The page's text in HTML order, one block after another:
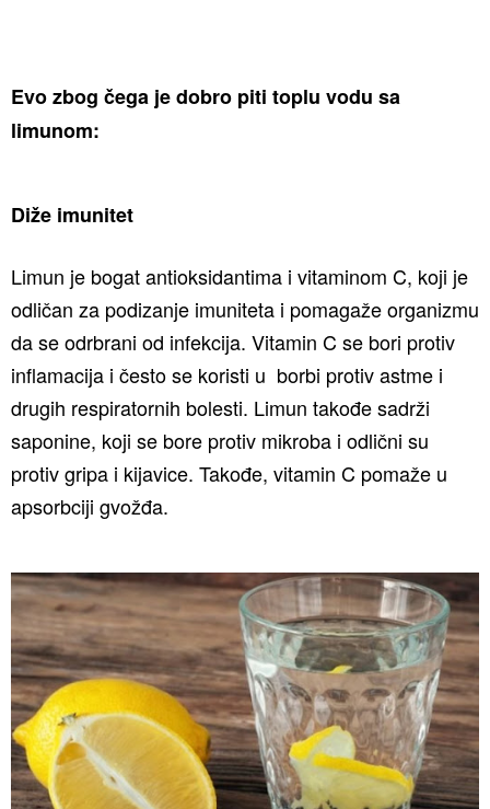
Evo zbog čega je dobro piti toplu vodu sa
limunom:
Diže imunitet
Limun je bogat antioksidantima i vitaminom C, koji je
odličan za podizanje imuniteta i pomagaže organizmu
da se odrbrani od infekcija. Vitamin C se bori protiv
inflamacija i često se koristi u borbi protiv astme i
drugih respiratornih bolesti. Limun takođe sadrži
saponine, koji se bore protiv mikroba i odlični su
protiv gripa i kijavice. Takođe, vitamin C pomaže u
apsorbciji gvožđa.